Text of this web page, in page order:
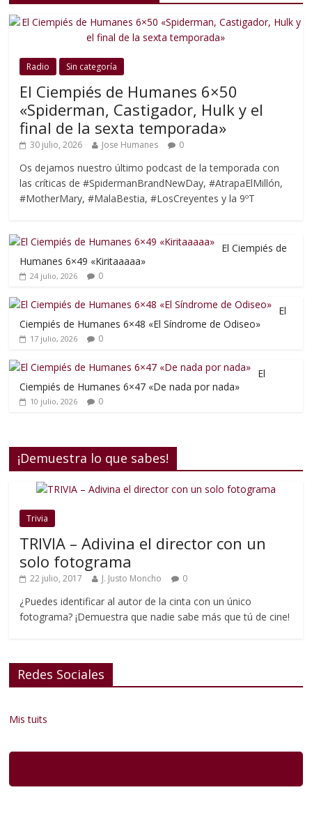
Radio Sin categoría
El Ciempiés de Humanes 6×50
«Spiderman, Castigador, Hulk y el
final de la sexta temporada»
30 julio, 2026 Jose Humanes 0
Os dejamos nuestro último podcast de la temporada con
las críticas de #SpidermanBrandNewDay, #AtrapaElMillón,
#MotherMary, #MalaBestia, #LosCreyentes y la 9ºT
El Ciempiés de
Humanes 6×49 «Kiritaaaaa»
24 julio, 2026 0
El
Ciempiés de Humanes 6×48 «El Síndrome de Odiseo»
17 julio, 2026 0
El
Ciempiés de Humanes 6×47 «De nada por nada»
10 julio, 2026 0
¡Demuestra lo que sabes!
Trivia
TRIVIA – Adivina el director con un
solo fotograma
22 julio, 2017 J. Justo Moncho 0
¿Puedes identificar al autor de la cinta con un único
fotograma? ¡Demuestra que nadie sabe más que tú de cine!
Redes Sociales
Mis tuits